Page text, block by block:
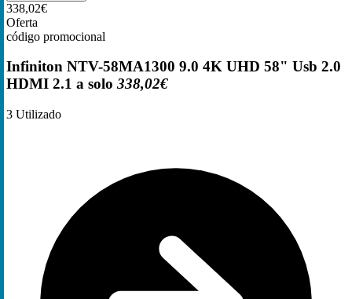
338,02€
Oferta
código promocional
Infiniton NTV-58MA1300 9.0 4K UHD 58" Usb 2.0
HDMI 2.1 a solo 338,02€
3 Utilizado